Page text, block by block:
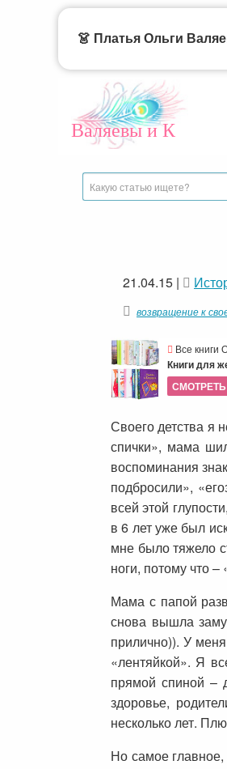
Валяевы и К
21.04.15 |
возвращение к
Все книги
Книги для
СМОТРЕТЬ
Своего детства я
спички», мама
воспоминания
подбросили»,
всей этой
в 6 лет уже был
мне было тяжело
ноги, потому что
Мама с папой
снова вышла
прилично)). У
«лентяйкой». Я
прямой спиной –
здоровье,
несколько лет.
Но самое
👗 Платья Ольги